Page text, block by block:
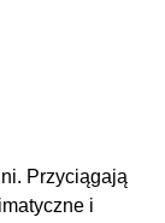
Przyciągają
i